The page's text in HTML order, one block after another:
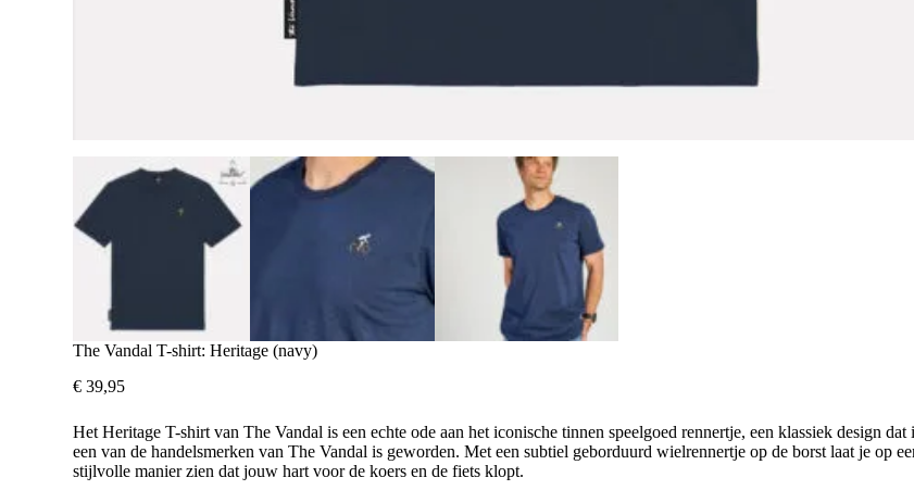
The Vandal T-shirt: Heritage (navy)
€ 39,95
Het Heritage T-shirt van The Vandal is een echte ode aan het iconische tinnen speelgoed rennertje, een klassiek design dat
een van de handelsmerken van The Vandal is geworden. Met een subtiel geborduurd wielrennertje op de borst laat je op
stijlvolle manier zien dat jouw hart voor de koers en de fiets klopt.